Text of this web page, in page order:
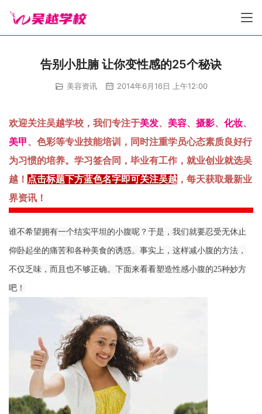
告别小肚腩 让你变性感的25个秘诀
美容资讯 2014年6月16日 上午12:00
欢迎关注吴越学校，我们专注于美发、 美容、 摄影、 化妆、
美甲、色彩等专业技能培训，同时注重学员心态素质良好行
为习惯的培养。学习签合同，毕业有工作，就业创业就选吴
越！ 点击标题下方蓝色名字即可关注吴越 ，每天获取最新业
界资讯！
谁不希望拥有一个结实平坦的小腹呢？于是，我们就要忍受无休止
仰卧起坐的痛苦和各种美食的诱惑。事实上，这样减小腹的方法，
不仅乏味，而且也不够正确。下面来看看塑造性感小腹的25种妙方
吧！